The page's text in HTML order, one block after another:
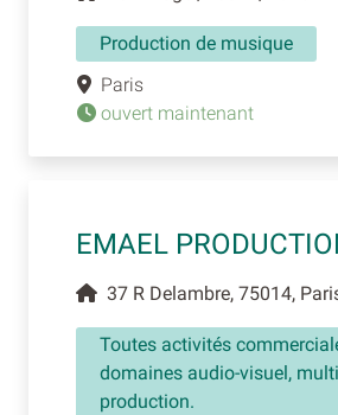
Production de musique
Paris
ouvert maintenant
EMAEL
37 R Delambre, 75014,
Toutes activités
domaines audio-visuel,
production.